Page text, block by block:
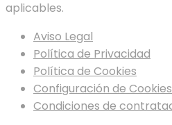
aplicables.
Aviso Legal
Política de Privacidad
Política de Cookies
Configuración de Cookies
Condiciones de